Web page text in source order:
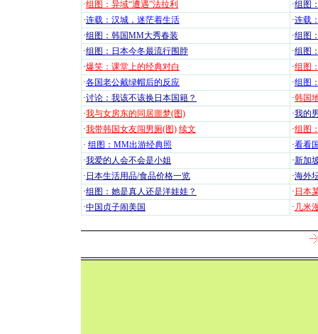
·组图：异域“遭遇”法拉利 ·组图
·连载：汉城，迷茫着生活 ·连载
·组图：韩国MM大秀春装 ·组图
·组图：日本今冬最流行围脖 ·组图
·爆笑：课堂上的经典对白 ·组图
·各国老公戴绿帽后的反应 ·组图
·讨论：我该不该换日本国籍？ ·韩国
·我与女房东的同居噩梦(图) ·我的
·我带韩国女友闯男厕(图) 续文 ·组图
· 组图：MM出游经典照 ·看看
·我爱的人会不会是小姐 ·新加
· 日本生活用品/食品价格一览 ·海外
·组图：她是真人还是洋娃娃？ · 日本
·中国贞子闹美国 · 几米